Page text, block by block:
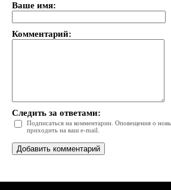
Ваше имя:
Комментарий:
Следить за ответами:
Подписаться на комментарии. Оповещения о
приходить на ваш e-mail.